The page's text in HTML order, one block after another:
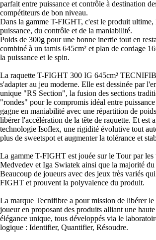
parfait entre puissance et contrôle à destination
compétiteurs de bon niveau.
Dans la gamme T-FIGHT, c'est le produit ultime,
puissance, du contrôle et de la maniabilité.
Poids de 300g pour une bonne inertie tout en
combiné à un tamis 645cm² et plan de cordage
la puissance et le spin.
La raquette T-FIGHT 300 IG 645cm²
s'adapter au jeu moderne. Elle est dessinée par
unique "RS Section", la fusion des sections
"rondes" pour le compromis idéal entre
gagne en maniabilité avec une répartition de
libérer l'accélération de la tête de raquette. Et est
technologie Isoflex, une rigidité évolutive tout
plus de sweetspot et augmenter la tolérance et
La gamme T-FIGHT est jouée sur le Tour par
Medvedev et Iga Swiatek ainsi que la majorité
Beaucoup de joueurs avec des jeux très variés
FIGHT et prouvent la polyvalence du produit.
La marque Tecnifibre a pour mission de libérer le
joueur en proposant des produits alliant une
élégance unique, tous développés via le
logique : Identifier, Quantifier, Résoudre.